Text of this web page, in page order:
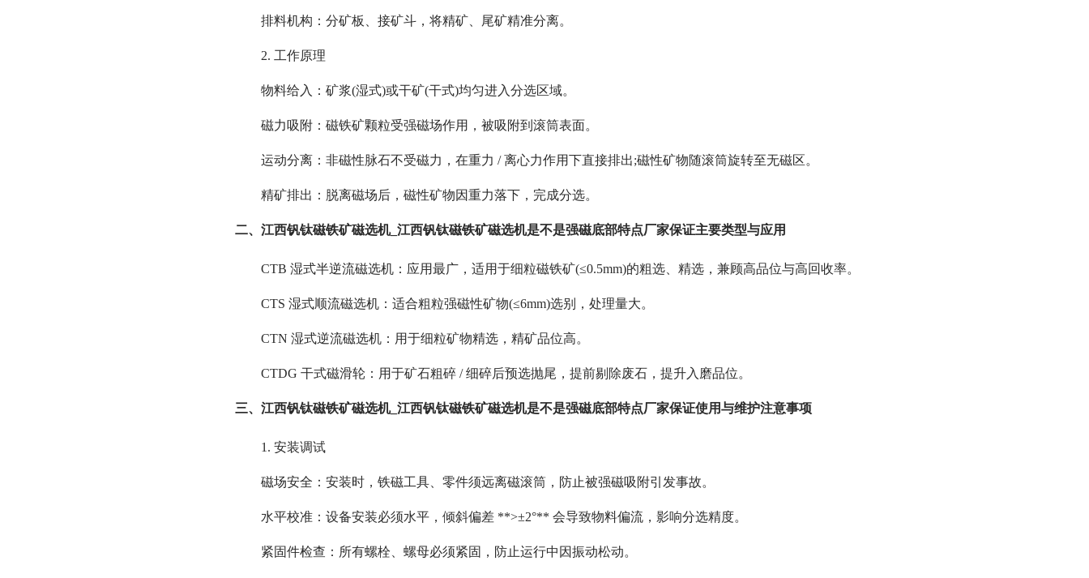
排料机构：分矿板、接矿斗，将精矿、尾矿精准分离。
2. 工作原理
物料给入：矿浆(湿式)或干矿(干式)均匀进入分选区域。
磁力吸附：磁铁矿颗粒受强磁场作用，被吸附到滚筒表面。
运动分离：非磁性脉石不受磁力，在重力 / 离心力作用下直接排出;磁性矿物随滚筒旋转至无磁区。
精矿排出：脱离磁场后，磁性矿物因重力落下，完成分选。
二、江西钒钛磁铁矿磁选机_江西钒钛磁铁矿磁选机是不是强磁底部特点厂家保证主要类型与应用
CTB 湿式半逆流磁选机：应用最广，适用于细粒磁铁矿(≤0.5mm)的粗选、精选，兼顾高品位与高回收率。
CTS 湿式顺流磁选机：适合粗粒强磁性矿物(≤6mm)选别，处理量大。
CTN 湿式逆流磁选机：用于细粒矿物精选，精矿品位高。
CTDG 干式磁滑轮：用于矿石粗碎 / 细碎后预选抛尾，提前剔除废石，提升入磨品位。
三、江西钒钛磁铁矿磁选机_江西钒钛磁铁矿磁选机是不是强磁底部特点厂家保证使用与维护注意事项
1. 安装调试
磁场安全：安装时，铁磁工具、零件须远离磁滚筒，防止被强磁吸附引发事故。
水平校准：设备安装必须水平，倾斜偏差 **>±2°** 会导致物料偏流，影响分选精度。
紧固件检查：所有螺栓、螺母必须紧固，防止运行中因振动松动。